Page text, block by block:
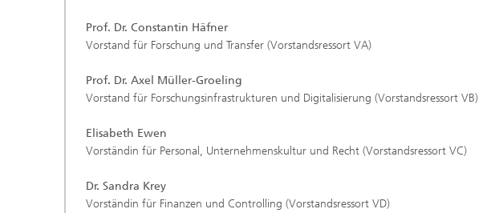
Prof. Dr. Constantin Häfner
Vorstand für Forschung und Transfer (Vorstandsressort VA)
Prof. Dr. Axel Müller-Groeling
Vorstand für Forschungsinfrastrukturen und Digitalisierung (Vorstandsressort VB)
Elisabeth Ewen
Vorständin für Personal, Unternehmenskultur und Recht (Vorstandsressort VC)
Dr. Sandra Krey
Vorständin für Finanzen und Controlling (Vorstandsressort VD)